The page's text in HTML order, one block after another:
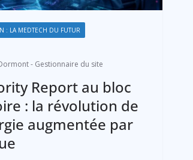
: LA MEDTECH DU FUTUR
- Gestionnaire du site
Report au bloc
: la révolution de
augmentée par